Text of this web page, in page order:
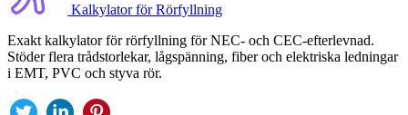
Kalkylator för Rörfyllning
Exakt kalkylator för rörfyllning för NEC- och CEC-efterlevnad.
Stöder flera trådstorlekar, lågspänning, fiber och elektriska ledningar
i EMT, PVC och styva rör.